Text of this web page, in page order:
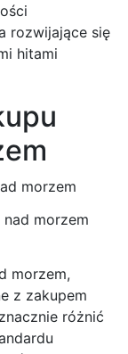
rozwijające się
hitami
morzem
morzem,
z zakupem
różnić